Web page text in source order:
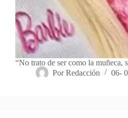
“No trato de ser como la muñeca,
Por Redacción 06-